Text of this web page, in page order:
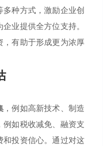
种方式，激励企业创
业提供全方位支持。
有助于形成更为浓厚
，例如高新技术、制造
例如税收减免、融资支
投资信心。通过对这